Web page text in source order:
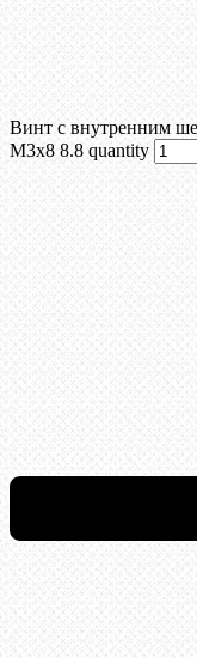
Винт c внутренним
М3х8 8.8 quantity